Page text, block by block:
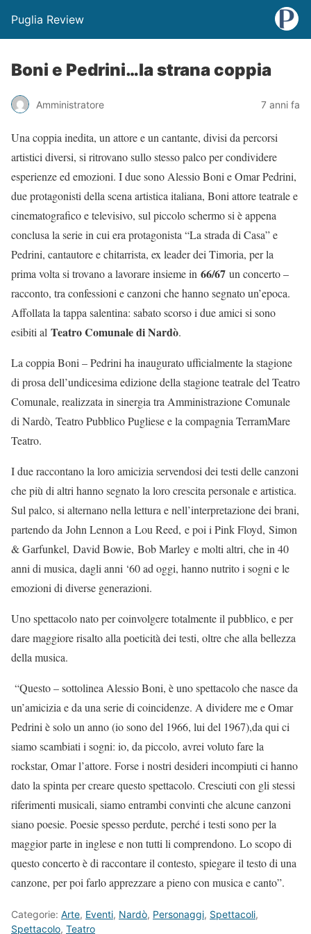
Puglia Review
Boni e Pedrini…la strana coppia
Amministratore 7 anni fa
Una coppia inedita, un attore e un cantante, divisi da percorsi
artistici diversi, si ritrovano sullo stesso palco per condividere
esperienze ed emozioni. I due sono Alessio Boni e Omar Pedrini,
due protagonisti della scena artistica italiana, Boni attore teatrale e
cinematografico e televisivo, sul piccolo schermo si è appena
conclusa la serie in cui era protagonista “La strada di Casa” e
Pedrini, cantautore e chitarrista, ex leader dei Timoria, per la
prima volta si trovano a lavorare insieme in 66/67 un concerto –
racconto, tra confessioni e canzoni che hanno segnato un’epoca.
Affollata la tappa salentina: sabato scorso i due amici si sono
esibiti al Teatro Comunale di Nardò.
La coppia Boni – Pedrini ha inaugurato ufficialmente la stagione
di prosa dell’undicesima edizione della stagione teatrale del Teatro
Comunale, realizzata in sinergia tra Amministrazione Comunale
di Nardò, Teatro Pubblico Pugliese e la compagnia TerramMare
Teatro.
I due raccontano la loro amicizia servendosi dei testi delle canzoni
che più di altri hanno segnato la loro crescita personale e artistica.
Sul palco, si alternano nella lettura e nell’interpretazione dei brani,
partendo da John Lennon a Lou Reed, e poi i Pink Floyd, Simon
& Garfunkel, David Bowie, Bob Marley e molti altri, che in 40
anni di musica, dagli anni ‘60 ad oggi, hanno nutrito i sogni e le
emozioni di diverse generazioni.
Uno spettacolo nato per coinvolgere totalmente il pubblico, e per
dare maggiore risalto alla poeticità dei testi, oltre che alla bellezza
della musica.
“Questo – sottolinea Alessio Boni, è uno spettacolo che nasce da
un’amicizia e da una serie di coincidenze. A dividere me e Omar
Pedrini è solo un anno (io sono del 1966, lui del 1967),da qui ci
siamo scambiati i sogni: io, da piccolo, avrei voluto fare la
rockstar, Omar l’attore. Forse i nostri desideri incompiuti ci hanno
dato la spinta per creare questo spettacolo. Cresciuti con gli stessi
riferimenti musicali, siamo entrambi convinti che alcune canzoni
siano poesie. Poesie spesso perdute, perché i testi sono per la
maggior parte in inglese e non tutti li comprendono. Lo scopo di
questo concerto è di raccontare il contesto, spiegare il testo di una
canzone, per poi farlo apprezzare a pieno con musica e canto”.
Categorie: Arte, Eventi, Nardò, Personaggi, Spettacoli,
Spettacolo, Teatro